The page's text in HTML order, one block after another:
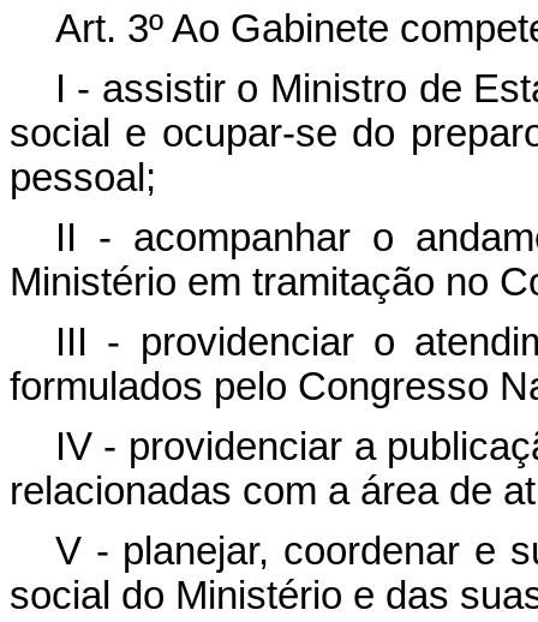
Art. 3º Ao Gabinete
I - assistir o Ministro de
social e ocupar-se do
pessoal;
II - acompanhar o
Ministério em tramitação no
III - providenciar o
formulados pelo Congresso
IV - providenciar a
relacionadas com a área de
V - planejar, coordenar e
social do Ministério e das